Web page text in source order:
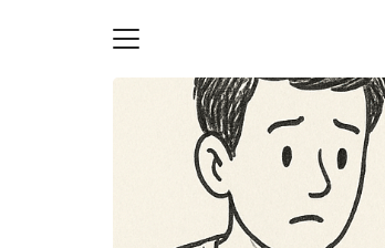
ญชี (Accounting service)